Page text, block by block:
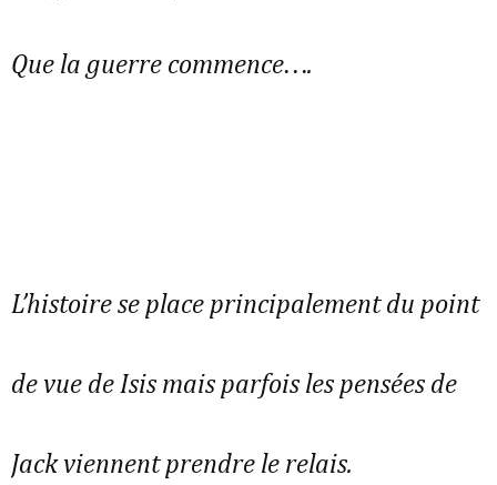
Que la guerre commence….
L’histoire se place principalement du point
de vue de Isis mais parfois les pensées de
Jack viennent prendre le relais.